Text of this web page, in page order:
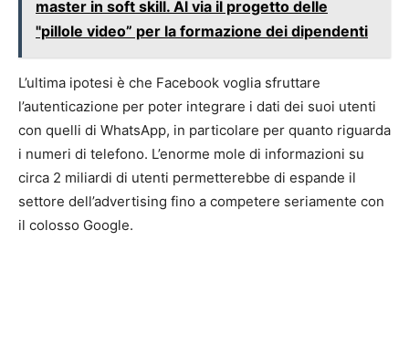
master in soft skill. Al via il progetto delle
"pillole video” per la formazione dei dipendenti
L’ultima ipotesi è che Facebook voglia sfruttare
l’autenticazione per poter integrare i dati dei suoi utenti
con quelli di WhatsApp, in particolare per quanto riguarda
i numeri di telefono. L’enorme mole di informazioni su
circa 2 miliardi di utenti permetterebbe di espande il
settore dell’advertising fino a competere seriamente con
il colosso Google.